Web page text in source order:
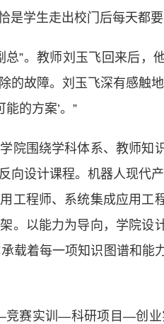
学生走出校门后每天都要
”。教师刘玉飞回来后，
的故障。刘玉飞深有感触
能的方案’。”
围绕学科体系、教师知
向设计课程。机器人现代
工程师、系统集成应用工
。以能力为导向，学院设
载着每一项知识图谱和能
赛实训—科研项目—创业